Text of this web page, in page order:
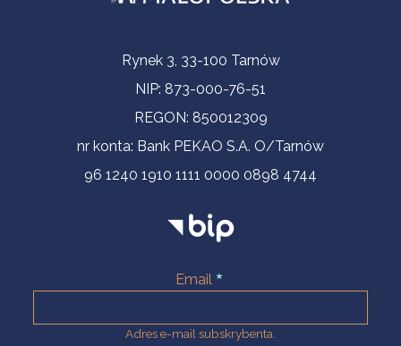
Informacje kontaktoweRynek 3, 33-100 Tarnów
NIP: 873-000-76-51
REGON: 850012309
nr konta: Bank PEKAO S.A. O/Tarnów
96 1240 1910 1111 0000 0898 4744
Email
Adres e-mail subskrybenta.